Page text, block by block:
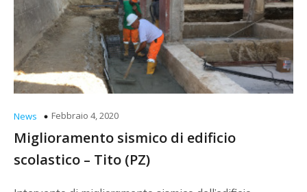
News Febbraio 4, 2020
Miglioramento sismico di edificio
scolastico – Tito (PZ)